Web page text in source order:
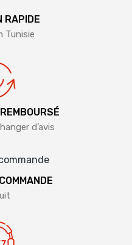
RAPIDE
Tunisie
d’avis